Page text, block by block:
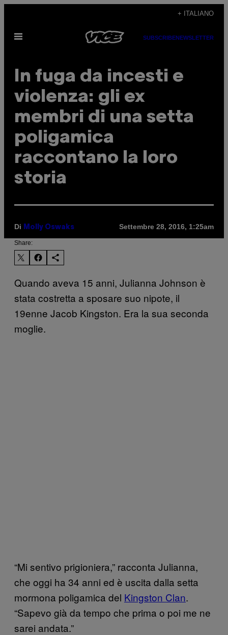
contenuto
+ ITALIANO
Apri
SUBSCRIBENEWSLETTER
In fuga da incesti e
violenza: gli ex
membri di una setta
poligamica
raccontano la loro
storia
Di Molly Oswaks Settembre 28, 2016, 1:25am
Share:
Quando aveva 15 anni, Julianna Johnson è
stata costretta a sposare suo nipote, il
19enne Jacob Kingston. Era la sua seconda
moglie.
“Mi sentivo prigioniera,” racconta Julianna,
che oggi ha 34 anni ed è uscita dalla setta
mormona poligamica del Kingston Clan.
“Sapevo già da tempo che prima o poi me ne
sarei andata.”